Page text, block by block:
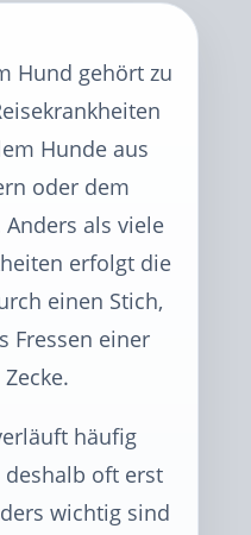
Hund gehört zu
Hunde aus
oder dem
als viele
erfolgt die
einen Stich,
Fressen einer
häufig
oft erst
wichtig sind